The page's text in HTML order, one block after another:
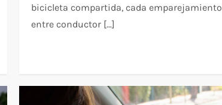
bicicleta compartida, cada emparejamiento
entre conductor […]